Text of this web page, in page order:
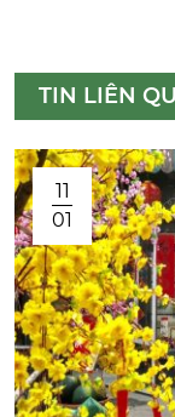
TIN LIÊN
11
01